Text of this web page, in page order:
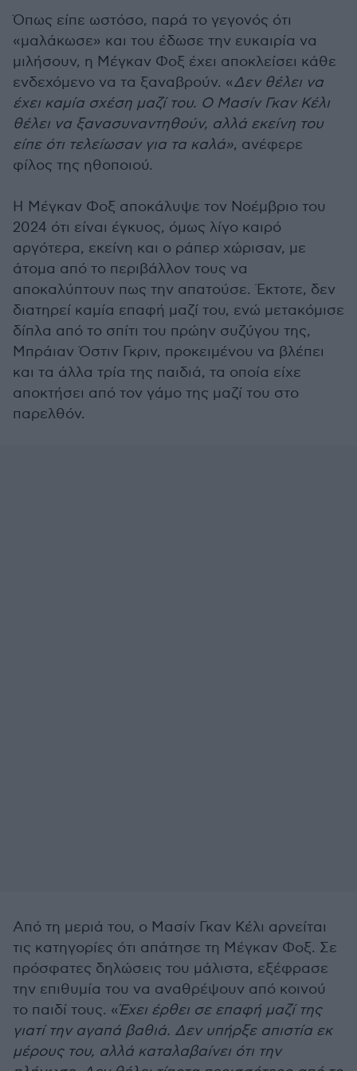
Όπως είπε ωστόσο, παρά το γεγονός ότι
«μαλάκωσε» και του έδωσε την ευκαιρία να
μιλήσουν, η Μέγκαν Φοξ έχει αποκλείσει κάθε
ενδεχόμενο να τα ξαναβρούν. «Δεν θέλει να
έχει καμία σχέση μαζί του. Ο Μασίν Γκαν Κέλι
θέλει να ξανασυναντηθούν, αλλά εκείνη του
είπε ότι τελείωσαν για τα καλά», ανέφερε
φίλος της ηθοποιού.
Η Μέγκαν Φοξ αποκάλυψε τον Νοέμβριο του
2024 ότι είναι έγκυος, όμως λίγο καιρό
αργότερα, εκείνη και ο ράπερ χώρισαν, με
άτομα από το περιβάλλον τους να
αποκαλύπτουν πως την απατούσε. Έκτοτε, δεν
διατηρεί καμία επαφή μαζί του, ενώ μετακόμισε
δίπλα από το σπίτι του πρώην συζύγου της,
Μπράιαν Όστιν Γκριν, προκειμένου να βλέπει
και τα άλλα τρία της παιδιά, τα οποία είχε
αποκτήσει από τον γάμο της μαζί του στο
παρελθόν.
Από τη μεριά του, ο Μασίν Γκαν Κέλι αρνείται
τις κατηγορίες ότι απάτησε τη Μέγκαν Φοξ. Σε
πρόσφατες δηλώσεις του μάλιστα, εξέφρασε
την επιθυμία του να αναθρέψουν από κοινού
το παιδί τους. «Έχει έρθει σε επαφή μαζί της
γιατί την αγαπά βαθιά. Δεν υπήρξε απιστία εκ
μέρους του, αλλά καταλαβαίνει ότι την